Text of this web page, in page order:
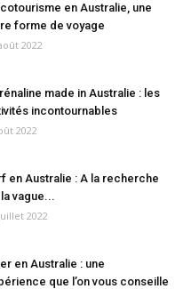
en Australie, une
forme de voyage
2022
made in Australie : les
incontournables
2022
en Australie : A la recherche
vague...
2022
en Australie : une
que l’on vous conseille